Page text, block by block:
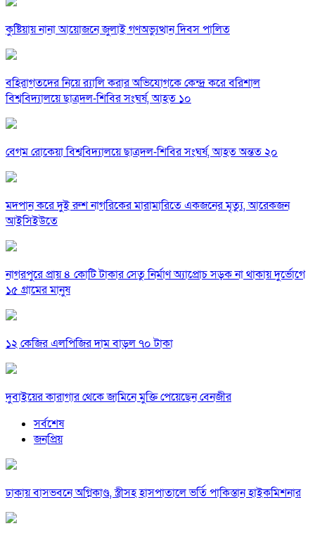
কুষ্টিয়ায় নানা আয়োজনে জুলাই গণঅভ্যুত্থান দিবস পালিত
বহিরাগতদের নিয়ে র‍্যালি করার অভিযোগকে কেন্দ্র করে বরিশাল
বিশ্ববিদ্যালয়ে ছাত্রদল-শিবির সংঘর্ষ, আহত ১০
বেগম রোকেয়া বিশ্ববিদ্যালয়ে ছাত্রদল-শিবির সংঘর্ষ, আহত অন্তত ২০
মদপান করে দুই রুশ নাগরিকের মারামারিতে একজনের মৃত্যু, আরেকজন
আইসিইউতে
নাগরপুরে প্রায় ৪ কোটি টাকার সেতু নির্মাণ অ্যাপ্রোচ সড়ক না থাকায় দুর্ভোগে
১৫ গ্রামের মানুষ
১২ কেজির এলপিজির দাম বাড়ল ৭০ টাকা
দুবাইয়ের কারাগার থেকে জামিনে মুক্তি পেয়েছেন বেনজীর
সর্বশেষ
জনপ্রিয়
ঢাকায় বাসভবনে অগ্নিকাণ্ড, স্ত্রীসহ হাসপাতালে ভর্তি পাকিস্তান হাইকমিশনার